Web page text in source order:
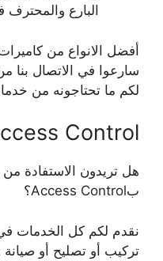
البارع
أفضل الانواع من كاميرات
سارعوا في الاتصال بنا
لكم ما تحتاجونه من
Control
هل تريدون الاستفادة من
بAccess Control؟
نقدم لكم كل الخدمات
تركيب أو تصليح أو